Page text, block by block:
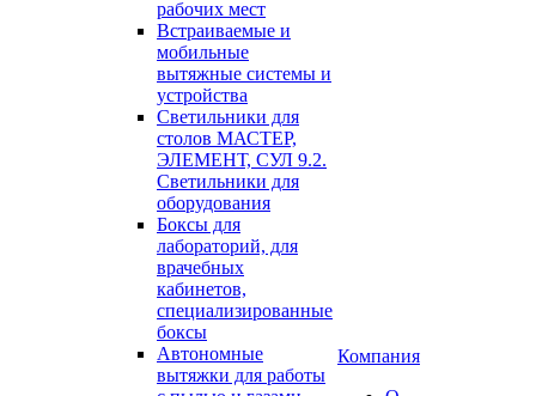
рабочих мест
Встраиваемые и
мобильные
вытяжные системы и
устройства
Светильники для
столов МАСТЕР,
ЭЛЕМЕНТ, СУЛ 9.2.
Светильники для
оборудования
Боксы для
лабораторий, для
врачебных
кабинетов,
специализированные
боксы
Автономные
вытяжки для работы
Компания